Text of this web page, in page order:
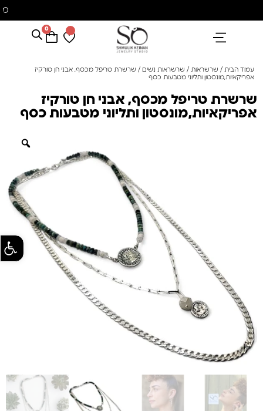
0
עמוד הבית / שרשראות / שרשראות נשים / שרשרת טריפל מכסף, אבני חן טורקיז
אפריקאיות,מונסטון ותליוני מטבעות כסף
שרשרת טריפל מכסף, אבני חן טורקיז
אפריקאיות,מונסטון ותליוני מטבעות כסף
פתח